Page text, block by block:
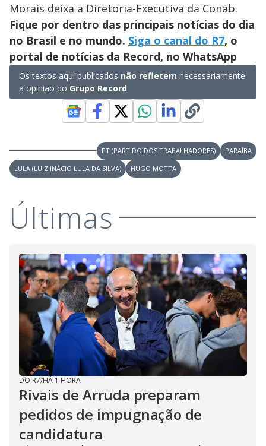
Morais deixa a Diretoria-Executiva da Conab.
Fique por dentro das principais notícias do dia
no Brasil e no mundo. Siga o canal do R7, o
portal de notícias da Record, no WhatsApp
Os textos aqui publicados não refletem necessariamente
a opinião do Grupo Record.
PT (PARTIDO DOS TRABALHADORES)
PARAÍBA
LULA (LUIZ INÁCIO LULA DA SILVA)
HUGO MOTTA
Últimas
DO R7/HÁ 1 HORA
Rivais de Arruda preparam
pedidos de impugnação de
candidatura